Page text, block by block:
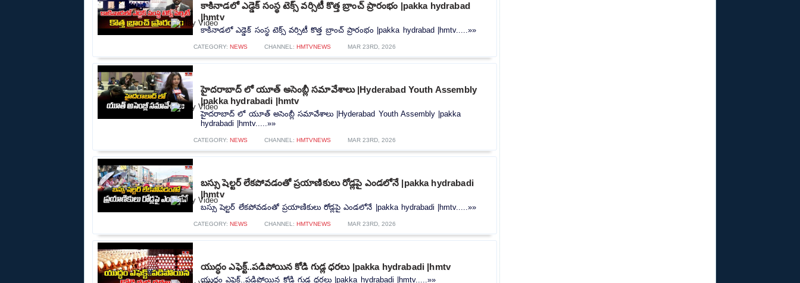
కాకినాడలో ఎడ్డెక్ సంస్థ టెక్స్ వర్సిటీ కొత్త బ్రాంచ్ ప్రారంభం |pakka hydrabad
|hmtv
కాకినాడలో ఎడ్డెక్ సంస్థ టెక్స్ వర్సిటీ కొత్త బ్రాంచ్ ప్రారంభం |pakka hydrabad |hmtv.....»»
CATEGORY: NEWS CHANNEL: HMTVNEWS MAR 23RD, 2026
హైదరాబాద్ లో యూత్ అసెంబ్లీ సమావేశాలు |Hyderabad Youth Assembly
|pakka hydrabadi |hmtv
హైదరాబాద్ లో యూత్ అసెంబ్లీ సమావేశాలు |Hyderabad Youth Assembly |pakka
hydrabadi |hmtv.....»»
CATEGORY: NEWS CHANNEL: HMTVNEWS MAR 23RD, 2026
బస్సు షెల్టర్ లేకపోవడంతో ప్రయాణికులు రోడ్లపై ఎండలోనే |pakka hydrabadi
|hmtv
బస్సు షెల్టర్ లేకపోవడంతో ప్రయాణికులు రోడ్లపై ఎండలోనే |pakka hydrabadi |hmtv.....»»
CATEGORY: NEWS CHANNEL: HMTVNEWS MAR 23RD, 2026
యుద్ధం ఎఫెక్ట్..పడిపోయిన కోడి గుడ్ల ధరలు |pakka hydrabadi |hmtv
యుద్ధం ఎఫెక్ట్..పడిపోయిన కోడి గుడ్ల ధరలు |pakka hydrabadi |hmtv.....»»